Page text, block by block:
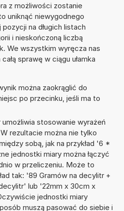
z możliwości zostanie
uniknąć niewygodnego
na długich listach
i nieskończoną liczbą
We wszystkim wyręcza nas
sprawę w ciągu ułamka
można zaokrąglić do
po przecinku, jeśli ma to
stosowanie wyrażeń
rezultacie można nie tylko
sobą, jak na przykład '6 *
jednostki miary można łączyć
w przeliczeniu. Może to
tak: '89 Gramów na decylitr +
lub '22mm x 30cm x
jednostki miary
muszą pasować do siebie i